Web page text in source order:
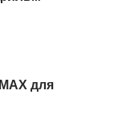
МАХ для